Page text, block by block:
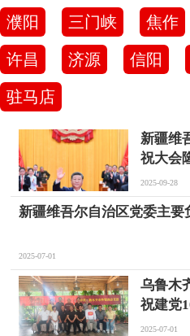
濮阳 三门峡 焦作
许昌 济源 信阳
驻马店
新疆维
祝大会
2025-09-28
新疆维吾尔自治区党委主要
2025-07-01
乌鲁木
祝建党
2025-07-01